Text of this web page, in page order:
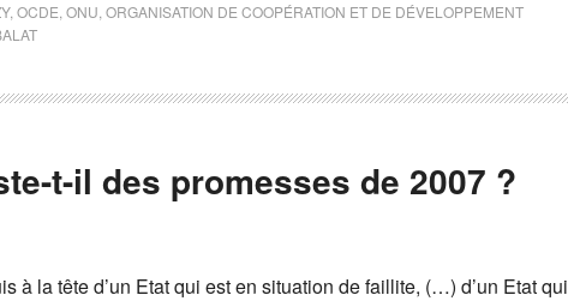
, OCDE ONU ORGANISATION DE COOPÉRATION ET DE DÉVELOPPEMENT
t-il des promesses de 2007 ?
à la tête d’un Etat qui est en situation de faillite, (…) d’un Etat qui